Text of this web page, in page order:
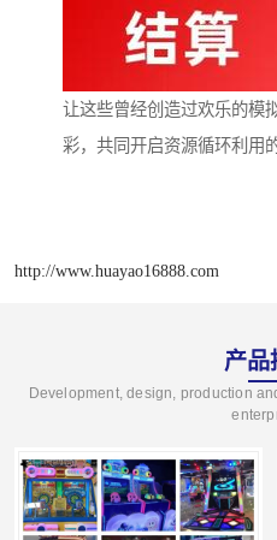
让这些曾经创造过欢乐的模
彩，共同开启资源循环利用
http://www.huayao16888.com
产品
Development, design, production